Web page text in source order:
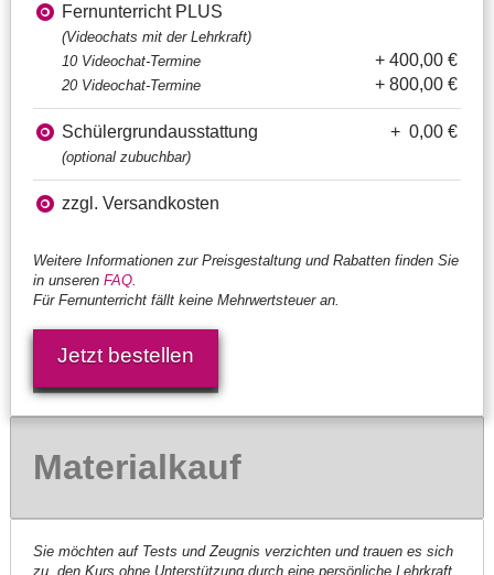
Fernunterricht PLUS
(Videochats mit der Lehrkraft)
10 Videochat-Termine
20 Videochat-Termine
+ 400,00 €
+ 800,00 €
Schülergrundausstattung
(optional zubuchbar)
+ 0,00 €
zzgl. Versandkosten
Weitere Informationen zur Preisgestaltung und Rabatten finden Sie
in unseren FAQ.
Für Fernunterricht fällt keine Mehrwertsteuer an.
Jetzt bestellen
Materialkauf
Sie möchten auf Tests und Zeugnis verzichten und trauen es sich
zu, den Kurs ohne Unterstützung durch eine persönliche Lehrkraft